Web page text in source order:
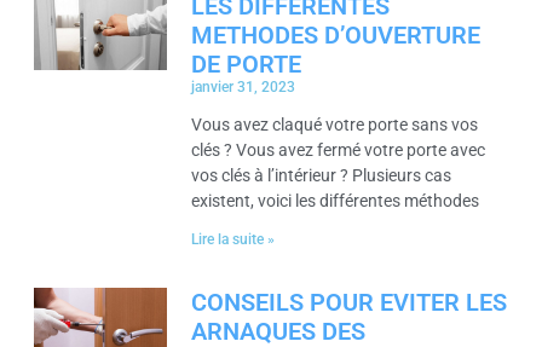
LES DIFFERENTES
METHODES D’OUVERTURE
DE PORTE
janvier 31, 2023
Vous avez claqué votre porte sans vos
clés ? Vous avez fermé votre porte avec
vos clés à l’intérieur ? Plusieurs cas
existent, voici les différentes méthodes
Lire la suite »
CONSEILS POUR EVITER LES
ARNAQUES DES